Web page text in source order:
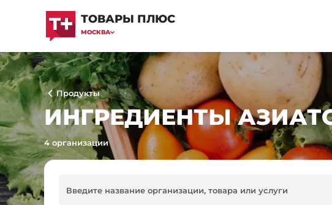
ТОВАРЫ ПЛЮС
МОСКВА
Продукты
ИНГРЕДИЕНТЫ
4 организации